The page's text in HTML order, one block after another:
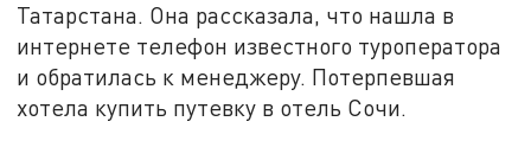
Татарстана. Она рассказала, что нашла в
интернете телефон известного туроператора
и обратилась к менеджеру. Потерпевшая
хотела купить путевку в отель Сочи.